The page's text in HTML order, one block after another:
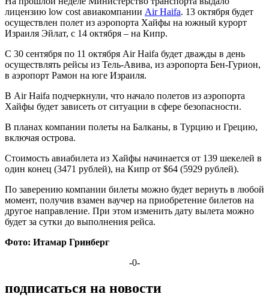
лицензию low cost авиакомпании Air Haifa. 13 октября будет
осуществлен полет из аэропорта Хайфы на южный курорт
Израиля Эйлат, с 14 октября – на Кипр.
С 30 сентября по 11 октября Air Haifa будет дважды в день
осуществлять рейсы из Тель-Авива, из аэропорта Бен-Гурион,
в аэропорт Рамон на юге Израиля.
В Air Haifa подчеркнули, что начало полетов из аэропорта
Хайфы будет зависеть от ситуации в сфере безопасности.
В планах компании полеты на Балканы, в Турцию и Грецию,
включая острова.
Стоимость авиабилета из Хайфы начинается от 139 шекелей в
один конец (3471 рублей), на Кипр от $64 (5929 рублей).
По заверению компании билеты можно будет вернуть в любой
момент, получив взамен ваучер на приобретение билетов на
другое направление. При этом изменить дату вылета можно
будет за сутки до выполнения рейса.
Фото: Итамар Гринберг
-0-
подписаться на новости